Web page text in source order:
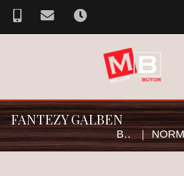
FANTEZY GALBEN
BÚTOR SZÖVETVÁLASZTÉK |